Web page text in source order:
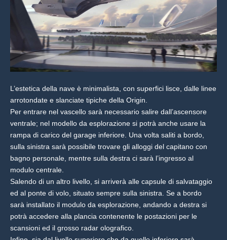
L’estetica della nave è minimalista, con superfici lisce, dalle linee
arrotondate e slanciate tipiche della Origin.
Per entrare nel vascello sarà necessario salire dall’ascensore
ventrale; nel modello da esplorazione si potrà anche usare la
rampa di carico del garage inferiore. Una volta saliti a bordo,
sulla sinistra sarà possibile trovare gli alloggi del capitano con
bagno personale, mentre sulla destra ci sarà l’ingresso al
modulo centrale.
Salendo di un altro livello, si arriverà alle capsule di salvataggio
ed al ponte di volo, situato sempre sulla sinistra. Se a bordo
sarà installato il modulo da esplorazione, andando a destra si
potrà accedere alla plancia contenente le postazioni per le
scansioni ed il grosso radar olografico.